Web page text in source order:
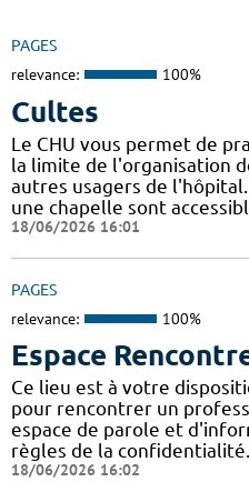
PAGES
relevance: 100%
Cultes
Le CHU vous permet de
la limite de l'organisation
autres usagers de
une chapelle sont
18/06/2026 16:01
PAGES
relevance: 100%
Espace
Ce lieu est à votre
pour rencontrer un
espace de parole et
règles de la confidentialité.
18/06/2026 16:02